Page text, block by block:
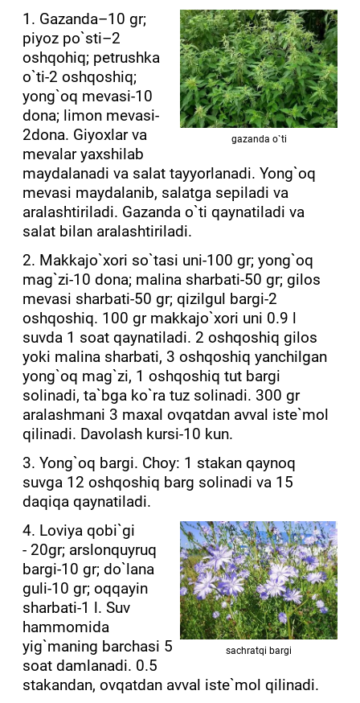
gazanda o`ti
1. Gazanda–10 gr;
piyoz po`sti–2
oshqohiq; petrushka
o`ti-2 oshqoshiq;
yong`oq mevasi-10
dona; limon mevasi-
2dona. Giyoxlar va
mevalar yaxshilab
maydalanadi va salat tayyorlanadi. Yong`oq
mevasi maydalanib, salatga sepiladi va
aralashtiriladi. Gazanda o`ti qaynatiladi va
salat bilan aralashtiriladi.
2. Makkajo`xori so`tasi uni-100 gr; yong`oq
mag`zi-10 dona; malina sharbati-50 gr; gilos
mevasi sharbati-50 gr; qizilgul bargi-2
oshqoshiq. 100 gr makkajo`xori uni 0.9 l
suvda 1 soat qaynatiladi. 2 oshqoshiq gilos
yoki malina sharbati, 3 oshqoshiq yanchilgan
yong`oq mag`zi, 1 oshqoshiq tut bargi
solinadi, ta`bga ko`ra tuz solinadi. 300 gr
aralashmani 3 maxal ovqatdan avval iste`mol
qilinadi. Davolash kursi-10 kun.
3. Yong`oq bargi. Choy: 1 stakan qaynoq
suvga 12 oshqoshiq barg solinadi va 15
daqiqa qaynatiladi.
sachratqi bargi
4. Loviya qobi`gi
- 20gr; arslonquyruq
bargi-10 gr; do`lana
guli-10 gr; oqqayin
sharbati-1 l. Suv
hammomida
yig`maning barchasi 5
soat damlanadi. 0.5
stakandan, ovqatdan avval iste`mol qilinadi.